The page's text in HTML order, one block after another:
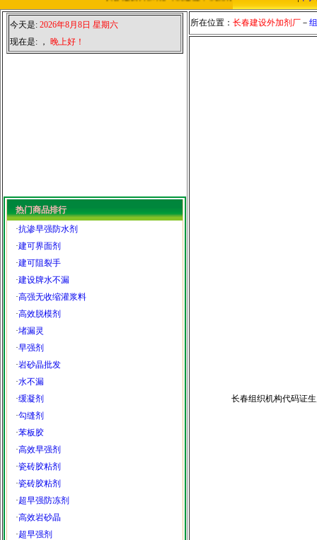
今天是: 2026年8月8日 星期六
现在是: ， 晚上好！
热门商品排行
·抗渗早强防水剂
·建可界面剂
·建可阻裂手
·建设牌水不漏
·高强无收缩灌浆料
·高效脱模剂
·堵漏灵
·早强剂
·岩砂晶批发
·水不漏
·缓凝剂
·勾缝剂
·苯板胶
·高效早强剂
·瓷砖胶粘剂
·瓷砖胶粘剂
·超早强防冻剂
·高效岩砂晶
·超早强剂
所在位置： 长春建设外加剂厂 －
长春组织机构代码证